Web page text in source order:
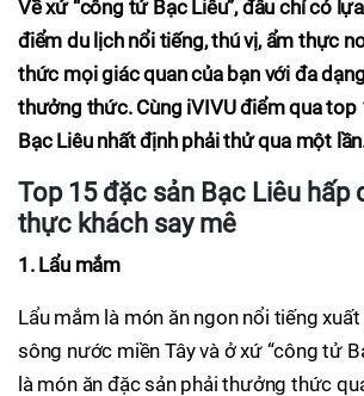
Về xứ “công tử Bạc Liêu”, đâu chỉ có
điểm du lịch nổi tiếng, thú vị, ẩm thực
thức mọi giác quan của bạn với đa
thưởng thức. Cùng iVIVU điểm qua top
Bạc Liêu nhất định phải thử qua một
Top 15 đặc sản Bạc Liêu hấp
thực khách say mê
1. Lẩu mắm
Lẩu mắm là món ăn ngon nổi tiếng
sông nước miền Tây và ở xứ “công tử
là món ăn đặc sản phải thưởng thức